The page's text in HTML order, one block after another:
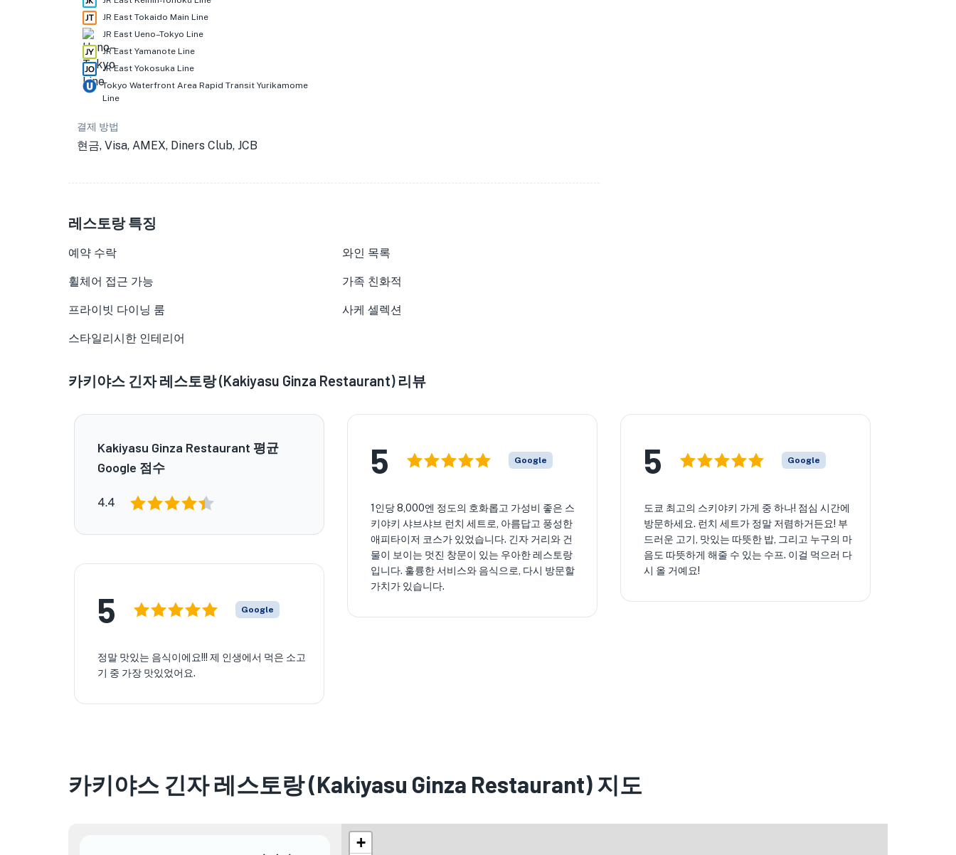
JR East Tokaido Main Line
JR East Ueno–Tokyo Line
JR East Yamanote Line
JR East Yokosuka Line
Tokyo Waterfront Area Rapid Transit Yurikamome
Line
결제 방법
현금, Visa, AMEX, Diners Club, JCB
레스토랑 특징
예약 수락 와인 목록
휠체어 접근 가능 가족 친화적
프라이빗 다이닝 룸 사케 셀렉션
스타일리시한 인테리어
카키야스 긴자 레스토랑 (Kakiyasu Ginza Restaurant) 리뷰
Kakiyasu Ginza Restaurant 평균
Google 점수
4.4
5 Google
1인당 8,000엔 정도의 호화롭고 가성비 좋은 스
키야키 샤브샤브 런치 세트로, 아름답고 풍성한
애피타이저 코스가 있었습니다. 긴자 거리와 건
물이 보이는 멋진 창문이 있는 우아한 레스토랑
입니다. 훌륭한 서비스와 음식으로, 다시 방문할
가치가 있습니다.
5 Google
도쿄 최고의 스키야키 가게 중 하나! 점심 시간에
방문하세요. 런치 세트가 정말 저렴하거든요! 부
드러운 고기, 맛있는 따뜻한 밥, 그리고 누구의 마
음도 따뜻하게 해줄 수 있는 수프. 이걸 먹으러 다
시 올 거예요!
5 Google
정말 맛있는 음식이에요!!! 제 인생에서 먹은 소고
기 중 가장 맛있었어요.
카키야스 긴자 레스토랑 (Kakiyasu Ginza Restaurant) 지도
+